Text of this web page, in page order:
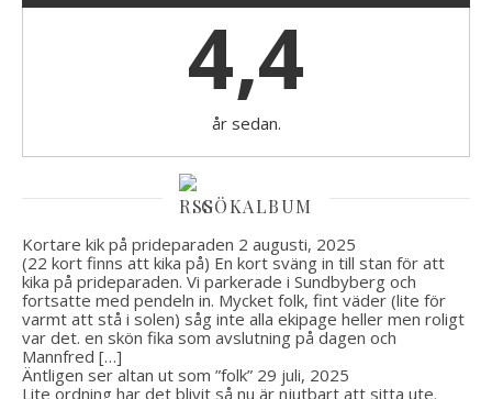
4,4
år sedan.
GÖKALBUM
Kortare kik på prideparaden 2 augusti, 2025
(22 kort finns att kika på) En kort sväng in till stan för att
kika på prideparaden. Vi parkerade i Sundbyberg och
fortsatte med pendeln in. Mycket folk, fint väder (lite för
varmt att stå i solen) såg inte alla ekipage heller men roligt
var det. en skön fika som avslutning på dagen och
Mannfred […]
Äntligen ser altan ut som ”folk” 29 juli, 2025
Lite ordning har det blivit så nu är njutbart att sitta ute.